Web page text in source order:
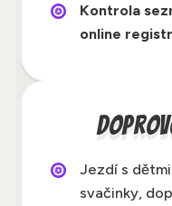
Kontrola
online
Jezdí s
svačinky,